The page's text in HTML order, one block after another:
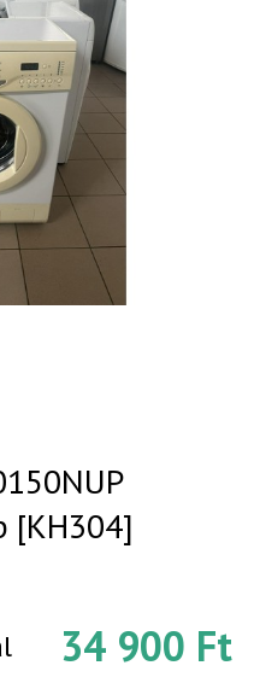
[KH304]
34 900 Ft